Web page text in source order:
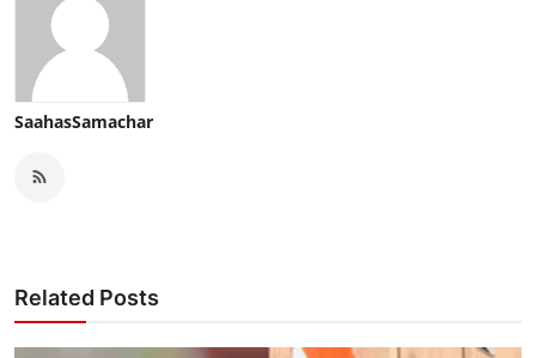
SaahasSamachar
Related Posts